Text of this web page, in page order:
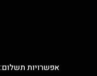
אפשרויות תשלום: